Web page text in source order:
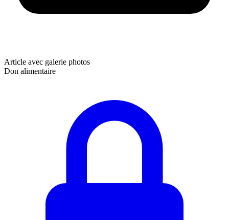
Article avec galerie photos
Don alimentaire